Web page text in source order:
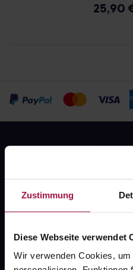
Zustimmung
Diese Webseite verwendet
Wir verwenden Cookies,
25,90
Kontakt